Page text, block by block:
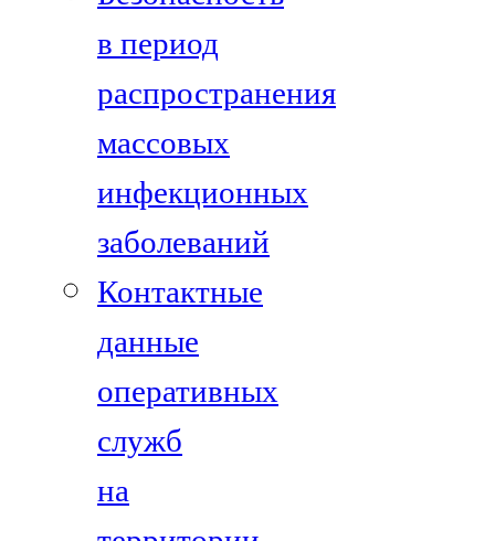
в период
распространения
массовых
инфекционных
заболеваний
Контактные
данные
оперативных
служб
на